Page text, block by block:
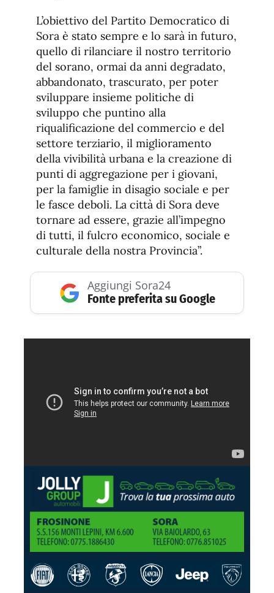
L’obiettivo del Partito Democratico di
Sora è stato sempre e lo sarà in futuro,
quello di rilanciare il nostro territorio
del sorano, ormai da anni degradato,
abbandonato, trascurato, per poter
sviluppare insieme politiche di
sviluppo che puntino alla
riqualificazione del commercio e del
settore terziario, il miglioramento
della vivibilità urbana e la creazione di
punti di aggregazione per i giovani,
per la famiglie in disagio sociale e per
le fasce deboli. La città di Sora deve
tornare ad essere, grazie all’impegno
di tutti, il fulcro economico, sociale e
culturale della nostra Provincia”.
Aggiungi Sora24
Fonte preferita su Google